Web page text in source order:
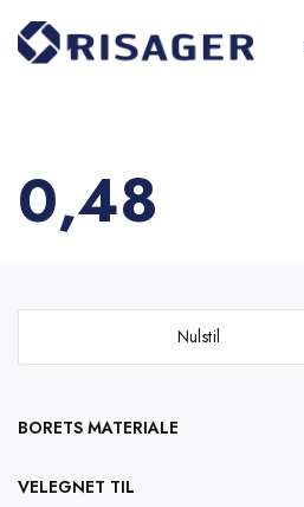
indhold
0,48
Nulstil
BORETS MATERIALE
VELEGNET TIL